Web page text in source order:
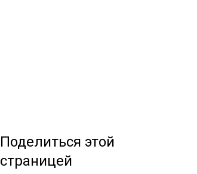
Поделиться этой
страницей